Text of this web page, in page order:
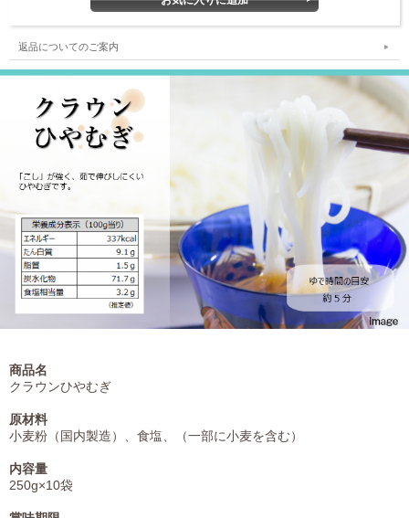
返品についてのご案内
商品名
クラウンひやむぎ
原材料
小麦粉（国内製造）、食塩、（一部に小麦を含む）
内容量
250g×10袋